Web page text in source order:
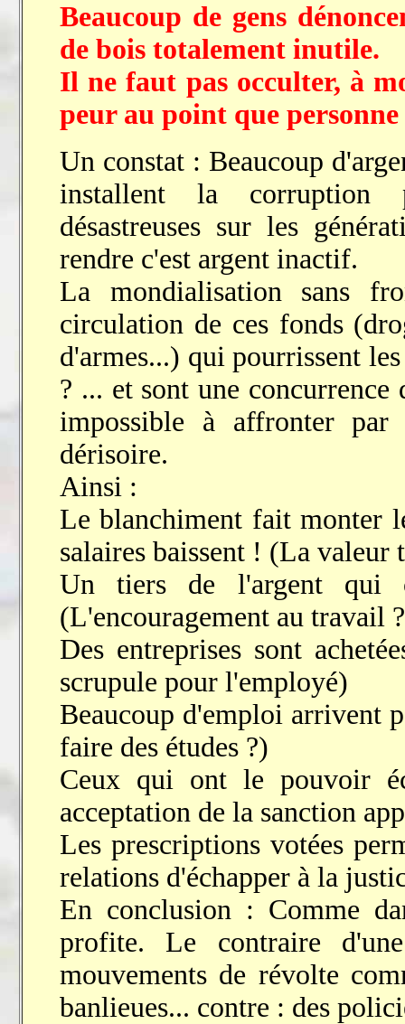
Beaucoup de gens
de bois totalement inutile.
Il ne faut pas occulter, à
peur au point que
Un constat : Beaucoup
installent la corruption
désastreuses sur les
rendre c'est argent inactif.
La mondialisation sans
circulation de ces fonds
d'armes...) qui pourrissent
? ... et sont une
impossible à affronter
dérisoire.
Ainsi :
Le blanchiment fait monter
salaires baissent ! (La valeur
Un tiers de l'argent qui
(L'encouragement au travail
Des entreprises sont
scrupule pour l'employé)
Beaucoup d'emploi arrivent
faire des études ?)
Ceux qui ont le pouvoir
acceptation de la sanction
Les prescriptions votées
relations d'échapper à la
En conclusion : Comme
profite. Le contraire
mouvements de révolte
banlieues... contre : des